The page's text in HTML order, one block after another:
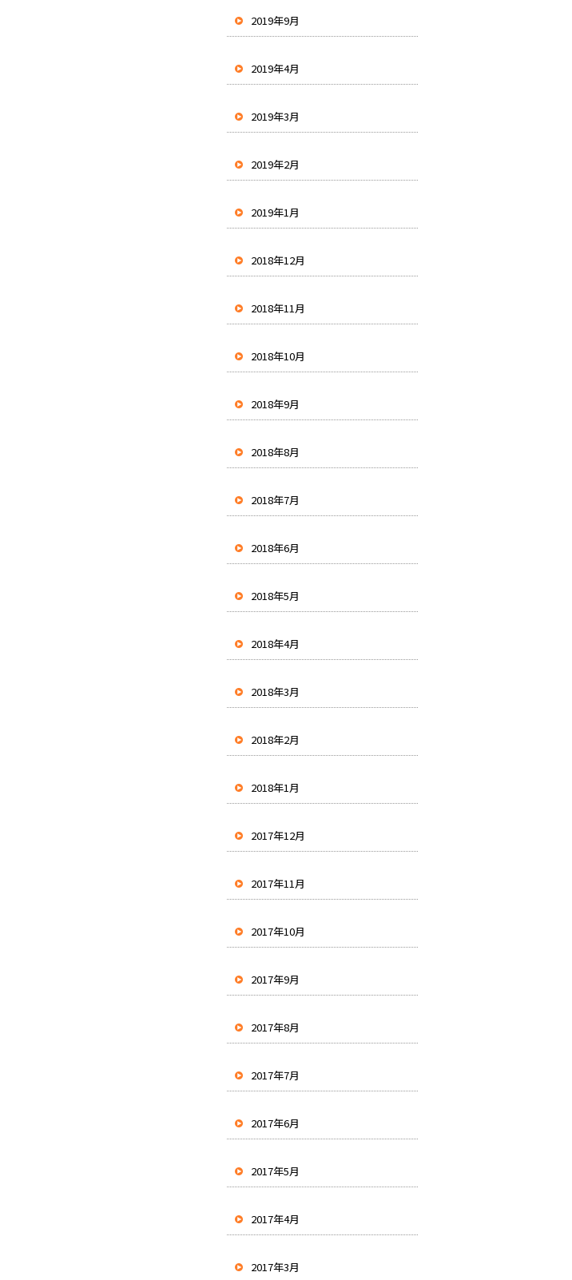
2019年9月
2019年4月
2019年3月
2019年2月
2019年1月
2018年12月
2018年11月
2018年10月
2018年9月
2018年8月
2018年7月
2018年6月
2018年5月
2018年4月
2018年3月
2018年2月
2018年1月
2017年12月
2017年11月
2017年10月
2017年9月
2017年8月
2017年7月
2017年6月
2017年5月
2017年4月
2017年3月